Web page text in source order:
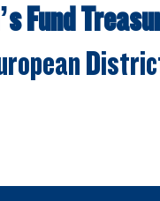
Fund